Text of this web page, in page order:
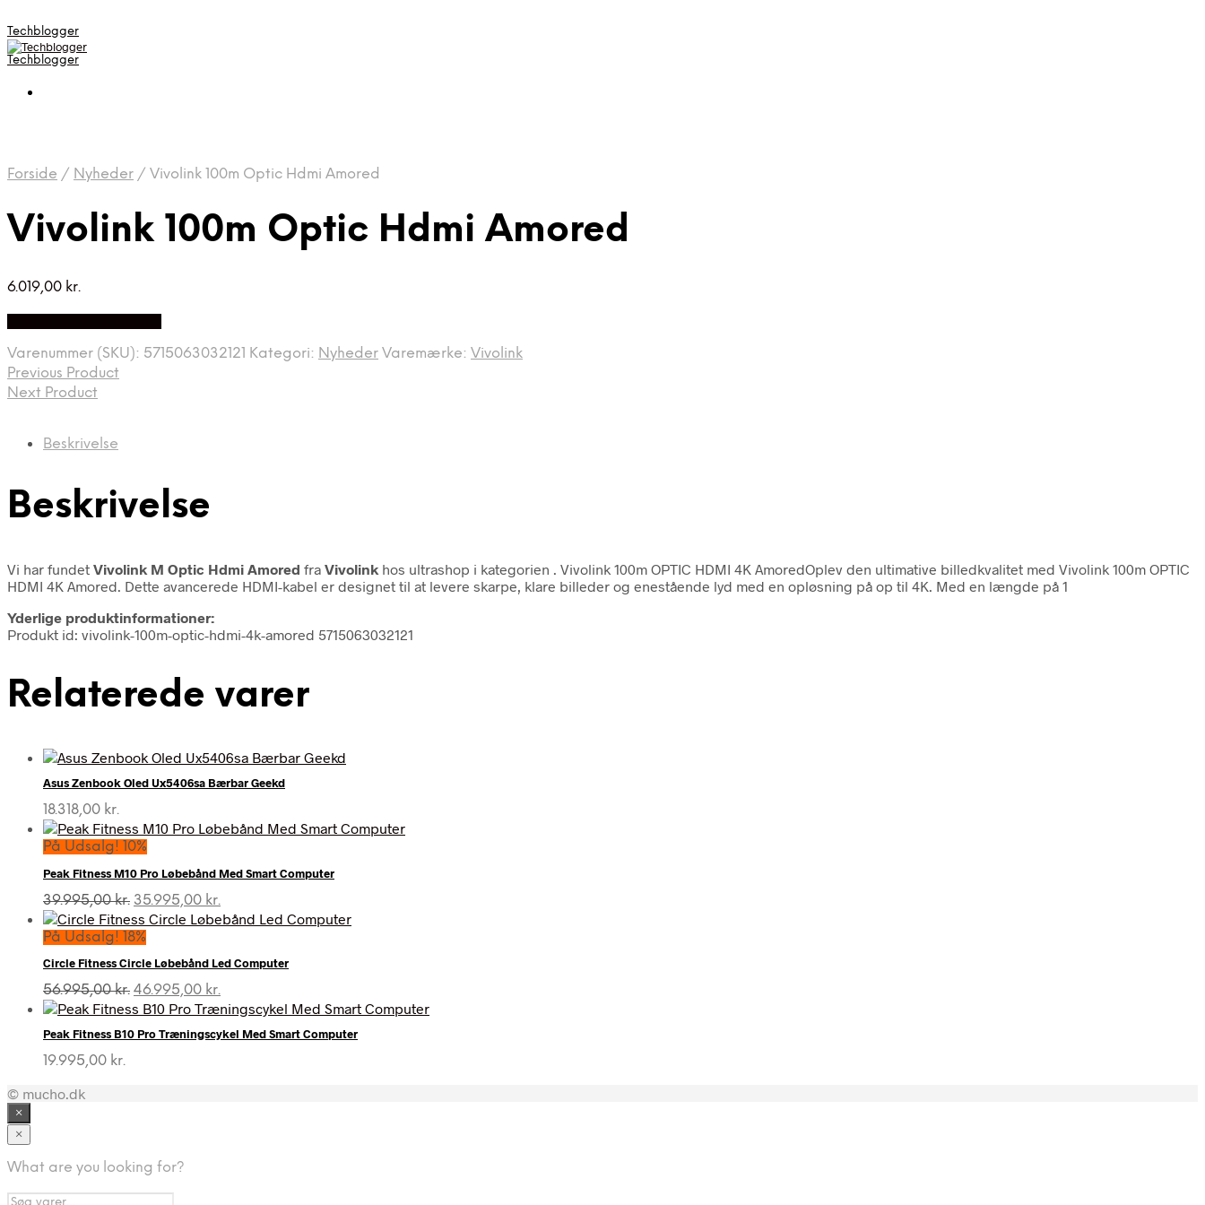
Techblogger
Techblogger
Forside / Nyheder / Vivolink 100m Optic Hdmi Amored
Vivolink 100m Optic Hdmi Amored
6.019,00 kr.
Varenummer (SKU): 5715063032121 Kategori: Nyheder Varemærke: Vivolink
Previous Product
Next Product
Beskrivelse
Beskrivelse
Vi har fundet Vivolink M Optic Hdmi Amored fra Vivolink hos ultrashop i kategorien
. Vivolink 100m OPTIC HDMI 4K AmoredOplev den ultimative billedkvalitet med Vivolink 100m OPTIC
HDMI 4K Amored. Dette avancerede HDMI-kabel er designet til at levere skarpe, klare billeder og enestående lyd med en opløsning på op til 4K. Med en længde på 1
Yderlige produktinformationer:
Produkt id: vivolink-100m-optic-hdmi-4k-amored 5715063032121
Relaterede varer
Asus Zenbook Oled Ux5406sa Bærbar Geekd
18.318,00 kr.
På Udsalg! 10%
Peak Fitness M10 Pro Løbebånd Med Smart Computer
39.995,00kr. Den
oprindelige
pris
39.995,00 kr..
35.995,00 kr.
aktuelle
35.995,00 kr..
På Udsalg! 18%
Circle Fitness Circle Løbebånd Led Computer
56.995,00kr. Den
oprindelige
var:
46.995,00 kr.
aktuelle
er:
Peak Fitness B10 Pro Træningscykel Med Smart Computer
19.995,00 kr.
© mucho.dk
×
×
What are you looking for?